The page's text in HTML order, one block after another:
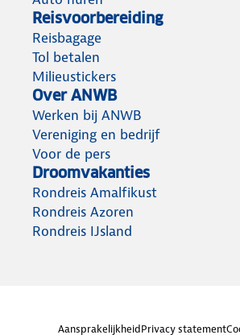
Reisvoorbereiding
Reisbagage
Tol betalen
Milieustickers
Over ANWB
Werken bij ANWB
Vereniging en bedrijf
Voor de pers
Droomvakanties
Rondreis Amalfikust
Rondreis Azoren
Rondreis IJsland
AansprakelijkheidPrivacy statement